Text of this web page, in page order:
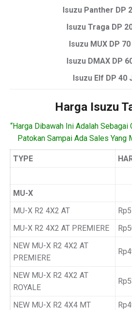
Isuzu Panther DP
Isuzu Traga DP
Isuzu MUX DP
Isuzu DMAX DP
Isuzu Elf DP 40
Harga Isuzu
“Harga Dibawah Ini Adalah
Patokan Sampai Ada Sales Yang
TYPE
MU-X
MU-X R2 4X2 AT
MU-X R2 4X2 AT PREMIERE
NEW MU-X R2 4X2 AT
PREMIERE
NEW MU-X R2 4X2 AT
ROYALE
NEW MU-X R2 4X4 MT